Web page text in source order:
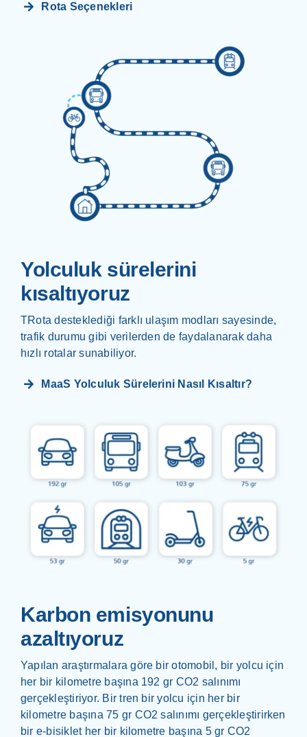
Rota Seçenekleri
Yolculuk sürelerini
kısaltıyoruz
TRota desteklediği farklı ulaşım modları sayesinde,
trafik durumu gibi verilerden de faydalanarak daha
hızlı rotalar sunabiliyor.
MaaS Yolculuk Sürelerini Nasıl Kısaltır?
Karbon emisyonunu
azaltıyoruz
Yapılan araştırmalara göre bir otomobil, bir yolcu için
her bir kilometre başına 192 gr CO2 salınımı
gerçekleştiriyor. Bir tren bir yolcu için her bir
kilometre başına 75 gr CO2 salınımı gerçekleştirirken
bir e-bisiklet her bir kilometre başına 5 gr CO2